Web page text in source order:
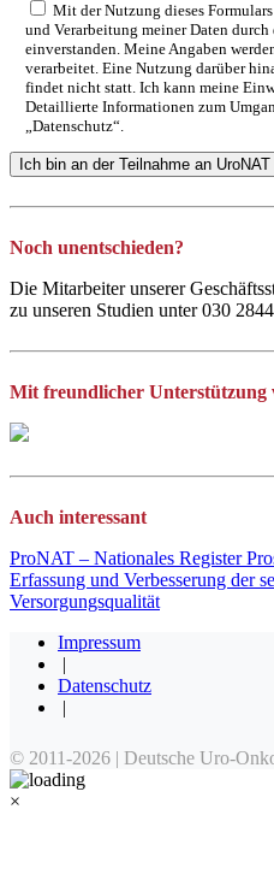
Mit der Nutzung dieses
und Verarbeitung meiner Daten durch
einverstanden. Meine Angaben
verarbeitet. Eine Nutzung darüber
findet nicht statt. Ich kann meine
Detaillierte Informationen zum
„Datenschutz“.
Noch unentschieden?
Die Mitarbeiter unserer
zu unseren Studien unter 030
Mit freundlicher Unterstützung
Auch interessant
ProNAT – Nationales Register
Erfassung und Verbesserung der
Versorgungsqualität
Impressum
|
Datenschutz
|
×